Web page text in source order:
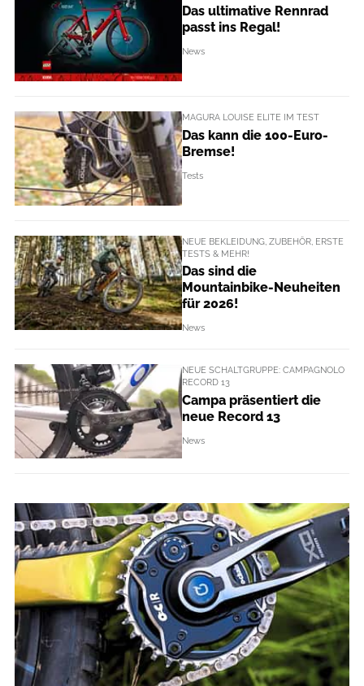
Das ultimative Rennrad
passt ins Regal!
News
MAGURA LOUISE ELITE IM TEST
Das kann die 100-Euro-
Bremse!
Tests
NEUE BEKLEIDUNG, ZUBEHÖR, ERSTE
TESTS & MEHR!
Das sind die
Mountainbike-Neuheiten
für 2026!
News
NEUE SCHALTGRUPPE: CAMPAGNOLO
RECORD 13
Campa präsentiert die
neue Record 13
News